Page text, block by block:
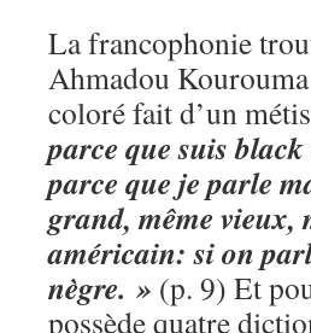
La francophonie
Ahmadou
coloré fait d’un
parce que suis
parce que je parle
grand, même vieux,
américain: si on
nègre. » (p. 9) Et
possède quatre